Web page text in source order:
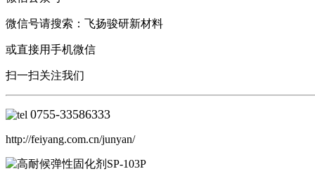
微信号请搜索：飞扬骏研新材料
或直接用手机微信
扫一扫关注我们
0755-33586333
http://feiyang.com.cn/junyan/